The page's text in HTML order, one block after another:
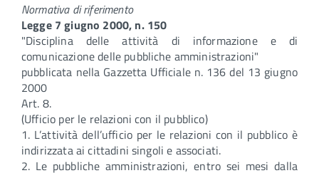
Normativa di riferimento
Legge 7 giugno 2000, n. 150
"Disciplina delle attività di informazione e di
comunicazione delle pubbliche amministrazioni"
pubblicata nella Gazzetta Ufficiale n. 136 del 13 giugno
2000
Art. 8.
(Ufficio per le relazioni con il pubblico)
1. L’attività dell’ufficio per le relazioni con il pubblico è
indirizzata ai cittadini singoli e associati.
2. Le pubbliche amministrazioni, entro sei mesi dalla